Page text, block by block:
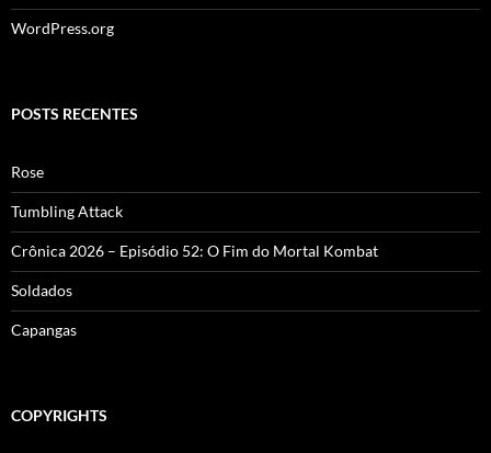
WordPress.org
POSTS RECENTES
Rose
Tumbling Attack
Crônica 2026 – Episódio 52: O Fim do Mortal Kombat
Soldados
Capangas
COPYRIGHTS